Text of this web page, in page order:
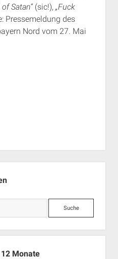
München
a.i.d.a.
& Facebook
Satan“(sic!), „Fuck
Pressemeldung des
Nord vom 27. Mai
Suche
Monate